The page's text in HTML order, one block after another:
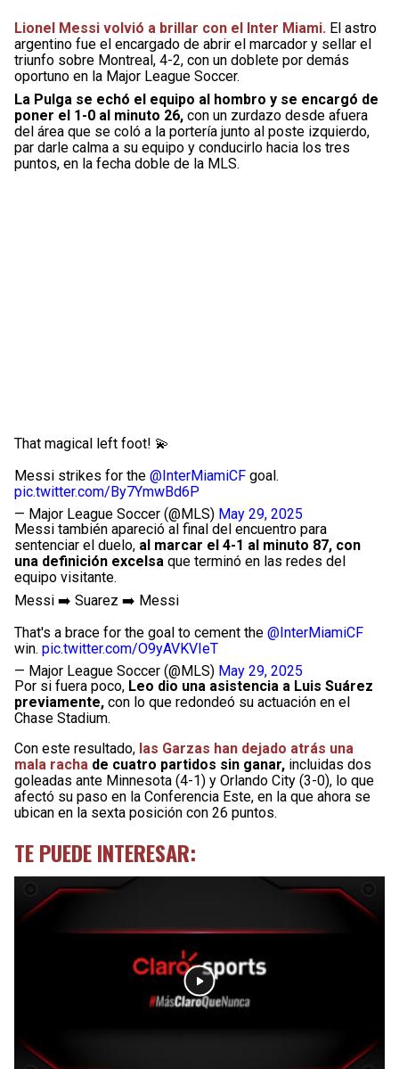
Lionel Messi volvió a brillar con el Inter Miami. El astro
argentino fue el encargado de abrir el marcador y sellar el
triunfo sobre Montreal, 4-2, con un doblete por demás
oportuno en la Major League Soccer.
La Pulga se echó el equipo al hombro y se encargó de
poner el 1-0 al minuto 26, con un zurdazo desde afuera
del área que se coló a la portería junto al poste izquierdo,
par darle calma a su equipo y conducirlo hacia los tres
puntos, en la fecha doble de la MLS.
That magical left foot! 💫
Messi strikes for the @InterMiamiCF goal.
pic.twitter.com/By7YmwBd6P
— Major League Soccer (@MLS) May 29, 2025
Messi también apareció al final del encuentro para
sentenciar el duelo, al marcar el 4-1 al minuto 87, con
una definición excelsa que terminó en las redes del
equipo visitante.
Messi ➡️ Suarez ➡️ Messi
That's a brace for the goal to cement the @InterMiamiCF
win. pic.twitter.com/O9yAVKVIeT
— Major League Soccer (@MLS) May 29, 2025
Por si fuera poco, Leo dio una asistencia a Luis Suárez
previamente, con lo que redondeó su actuación en el
Chase Stadium.
Con este resultado, las Garzas han dejado atrás una
mala racha de cuatro partidos sin ganar, incluidas dos
goleadas ante Minnesota (4-1) y Orlando City (3-0), lo que
afectó su paso en la Conferencia Este, en la que ahora se
ubican en la sexta posición con 26 puntos.
TE PUEDE INTERESAR: